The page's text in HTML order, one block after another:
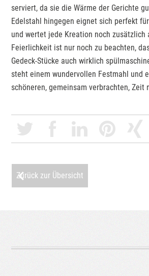
serviert, da sie die Wärme der Gerichte
Edelstahl hingegen eignet sich perfekt
und wertet jede Kreation noch zusätzlich
Feierlichkeit ist nur noch zu beachten,
Gedeck-Stücke auch wirklich
steht einem wundervollen Festmahl und
schöneren, gemeinsam verbrachten, Zeit
Zurück zur Übersicht